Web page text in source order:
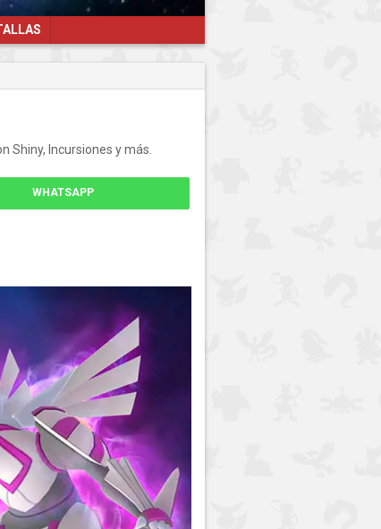
Shiny, Incursiones y más.
WHATSAPP